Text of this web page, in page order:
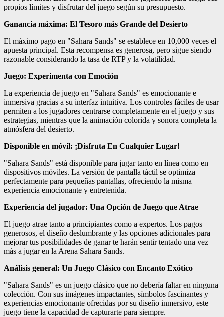
propios límites y disfrutar del juego según su presupuesto.
Ganancia máxima: El Tesoro más Grande del Desierto
El máximo pago en "Sahara Sands" se establece en 10,000 veces el
apuesta principal. Esta recompensa es generosa, pero sigue siendo
razonable considerando la tasa de RTP y la volatilidad.
Juego: Experimenta con Emoción
La experiencia de juego en "Sahara Sands" es emocionante e
inmersiva gracias a su interfaz intuitiva. Los controles fáciles de usar
permiten a los jugadores centrarse completamente en el juego y sus
estrategias, mientras que la animación colorida y sonora completa la
atmósfera del desierto.
Disponible en móvil: ¡Disfruta En Cualquier Lugar!
"Sahara Sands" está disponible para jugar tanto en línea como en
dispositivos móviles. La versión de pantalla táctil se optimiza
perfectamente para pequeñas pantallas, ofreciendo la misma
experiencia emocionante y entretenida.
Experiencia del jugador: Una Opción de Juego que Atrae
El juego atrae tanto a principiantes como a expertos. Los pagos
generosos, el diseño deslumbrante y las opciones adicionales para
mejorar tus posibilidades de ganar te harán sentir tentado una vez
más a jugar en la Arena Sahara Sands.
Análisis general: Un Juego Clásico con Encanto Exótico
"Sahara Sands" es un juego clásico que no debería faltar en ninguna
colección. Con sus imágenes impactantes, símbolos fascinantes y
experiencias emocionante ofrecidas por su diseño inmersivo, este
juego tiene la capacidad de capturarte para siempre.